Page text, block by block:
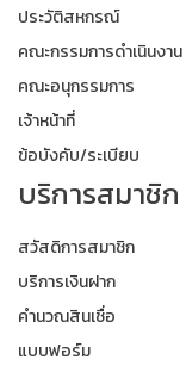
ประวัติสหกรณ์
คณะกรรมการดำเนินงาน
คณะอนุกรรมการ
เจ้าหน้าที่
ข้อบังคับ/ระเบียบ
บริการสมาชิก
สวัสดิการสมาชิก
บริการเงินฝาก
คำนวณสินเชื่อ
แบบฟอร์ม